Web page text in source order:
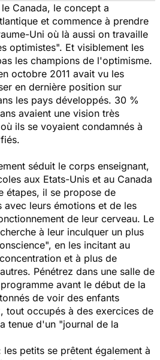
Canada, le concept a
et commence à prendre
Uni où là aussi on travaille
optimistes". Et visiblement les
les champions de l'optimisme.
octobre 2011 avait vu les
en dernière position sur
les pays développés. 30 %
avaient une vision très
ils se voyaient condamnés à
séduit le corps enseignant,
aux Etats-Unis et au Canada
étapes, il se propose de
avec leurs émotions et de les
de leur cerveau. Le
à leur inculquer un plus
en les incitant au
et à plus de
Pénétrez dans une salle de
avant le début de la
de voir des enfants
tout occupés à des exercices de
tenue d'un "journal de la
petits se prêtent également à